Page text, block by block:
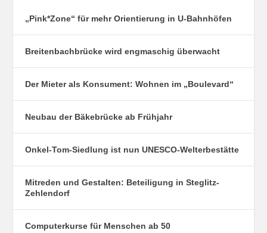
„Pink*Zone“ für mehr Orientierung in U-Bahnhöfen
Breitenbachbrücke wird engmaschig überwacht
Der Mieter als Konsument: Wohnen im „Boulevard“
Neubau der Bäkebrücke ab Frühjahr
Onkel-Tom-Siedlung ist nun UNESCO-Welterbestätte
Mitreden und Gestalten: Beteiligung in Steglitz-
Zehlendorf
Computerkurse für Menschen ab 50